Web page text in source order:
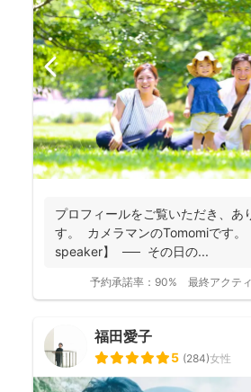
プロフィールをご覧いただき、あ
す。 カメラマンのTomomiです。 【English
speaker】 ── その日の...
予約承諾率： 90% 最終アクテ
福田愛子
5 (284)女性